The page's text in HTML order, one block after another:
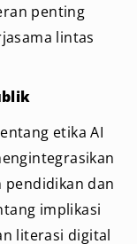
penting
lintas
etika AI
pendidikan dan
implikasi
literasi digital